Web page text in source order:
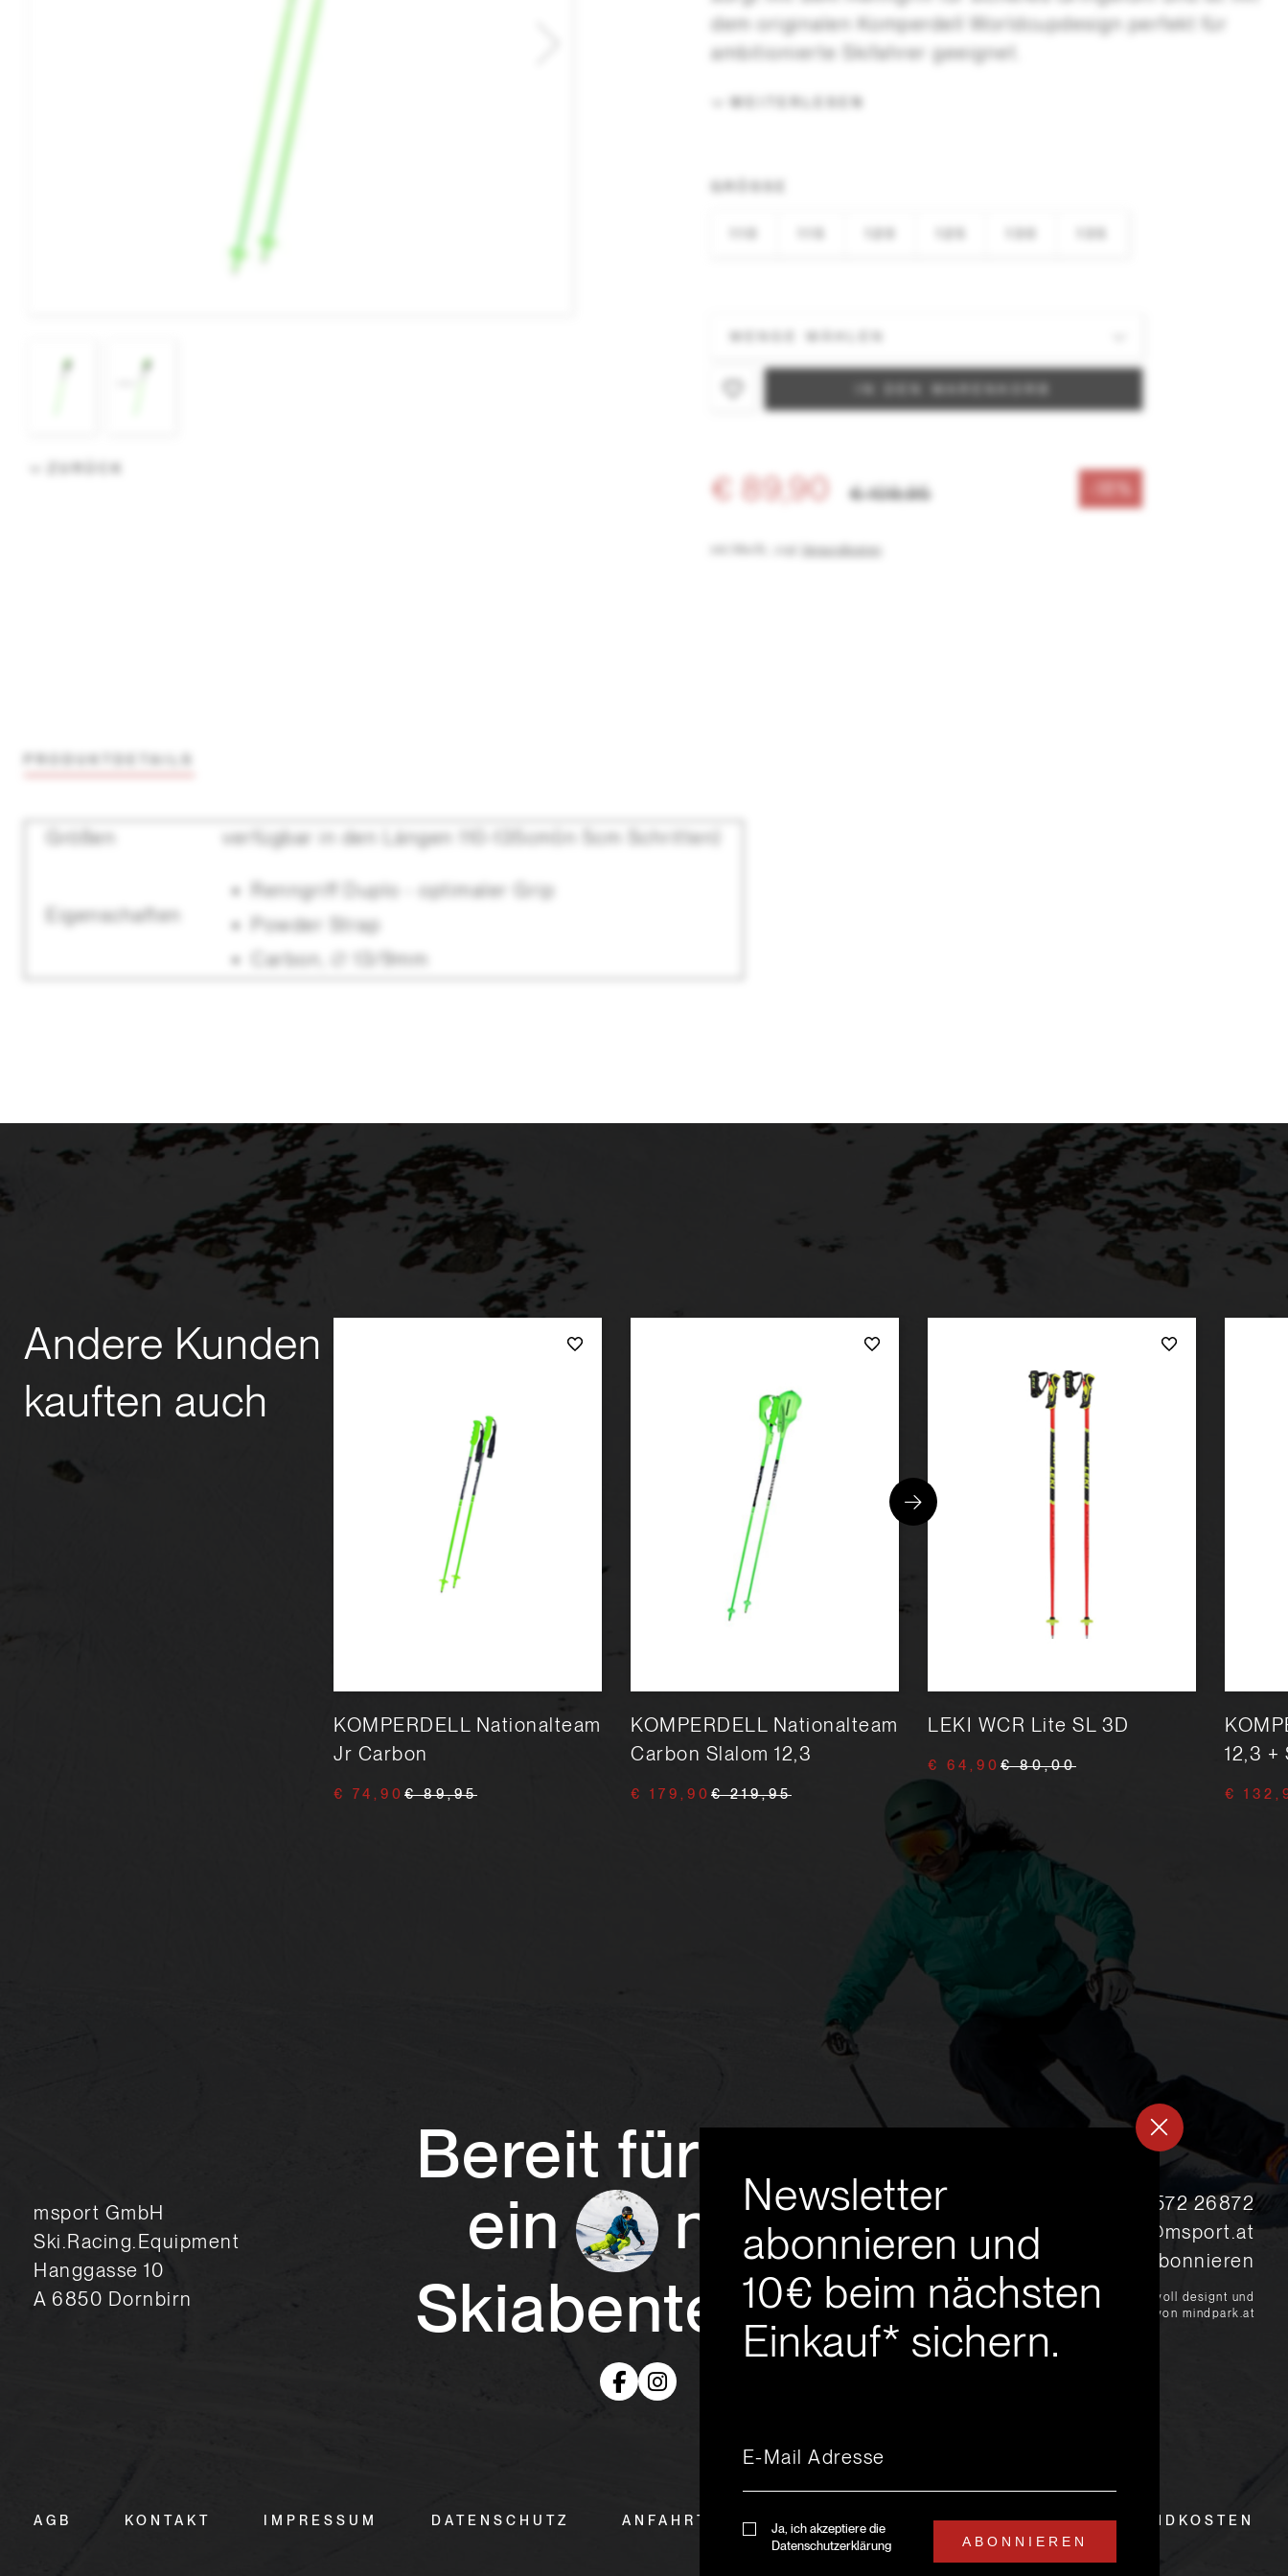
dem originalen Komperdell Worldcupdesign perfekt für
ambitionierte Skifahrer geeignet.
€ 89,90 € 109,95 -18%
Versandkosten
Größen verfügbar in den Längen 110-135cm(in 5cm Schritten)
Eigenschaften
Renngriff Duplo - optimaler Grip
Powder Strap
Carbon, ∅ 13/9mm
Andere Kunden
kauften auch
KOMPERDELL Nationalteam
Jr Carbon
€ 74,90 € 89,95
KOMPERDELL Nationalteam
Carbon Slalom 12,3
€ 179,90 € 219,95
LEKI WCR Lite SL 3D
€ 64,90 € 80,00
12,3 +
€
msport GmbH
Ski.Racing.Equipment
Hanggasse 10
A 6850 Dornbirn
Bereit für
ein
neues
Skiabenteuer?
+43 5572 26872
msport@msport.at
Newsletter abonnieren
liebevoll designt und
programmiert von mindpark.at
AGB KONTAKT IMPRESSUM DATENSCHUTZ ANFAHRT & ÖFFNUNGSZEITEN LIEFER- UND VERSANDKOSTEN
Newsletter
abonnieren und
10€ beim nächsten
Einkauf* sichern.
Ja, ich akzeptiere die
Datenschutzerklärung
ABONNIEREN